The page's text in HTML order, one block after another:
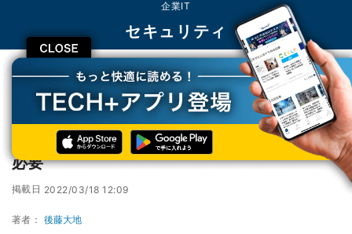
CLOSE
企業IT
セキュリティ
TECH+ 企業IT
セキュリティ
ISC BIND 9に複数の脆弱性、アップデートが必要
ISC BIND 9に複数の脆弱性、アップデートが
必要
掲載日 2022/03/18 12:09
著者： 後藤大地